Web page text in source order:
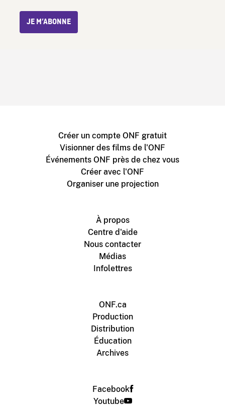
JE M’ABONNE
Créer un compte ONF gratuit
Visionner des films de l'ONF
Événements ONF près de chez vous
Créer avec l'ONF
Organiser une projection
À propos
Centre d'aide
Nous contacter
Médias
Infolettres
ONF.ca
Production
Distribution
Éducation
Archives
Facebook
Youtube